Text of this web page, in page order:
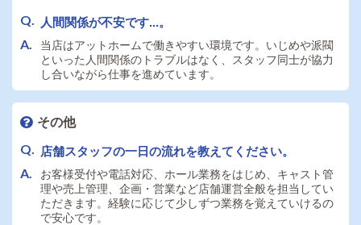
人間関係が不安です...。
当店はアットホームで働きやすい環境です。いじめや派閥
といった人間関係のトラブルはなく、スタッフ同士が協力
し合いながら仕事を進めています。
その他
店舗スタッフの一日の流れを教えてください。
お客様受付や電話対応、ホール業務をはじめ、キャスト管
理や売上管理、企画・営業など店舗運営全般を担当してい
ただきます。経験に応じて少しずつ業務を覚えていけるの
で安心です。